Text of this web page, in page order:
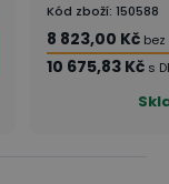
Kód zboží: 150588
8 823,00 Kč bez
10 675,83 Kč s